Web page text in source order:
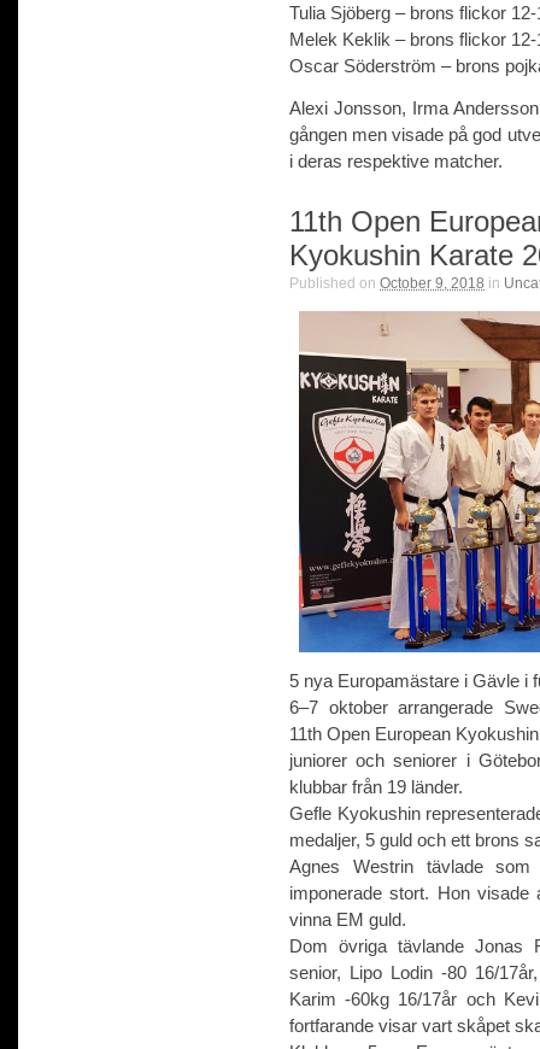
Tulia Sjöberg – brons flickor
Melek Keklik – brons flickor
Oscar Söderström – brons
Alexi Jonsson, Irma
gången men visade på god
i deras respektive matcher.
11th Open
Kyokushin Karate
Published on October 9, 2018 in
5 nya Europamästare i Gävle i
6–7 oktober arrangerade
11th Open European
juniorer och seniorer i
klubbar från 19 länder.
Gefle Kyokushin
medaljer, 5 guld och ett brons
Agnes Westrin tävlade
imponerade stort. Hon
vinna EM guld.
Dom övriga tävlande Jonas
senior, Lipo Lodin -80 16/
Karim -60kg 16/17år och
fortfarande visar vart skåpet